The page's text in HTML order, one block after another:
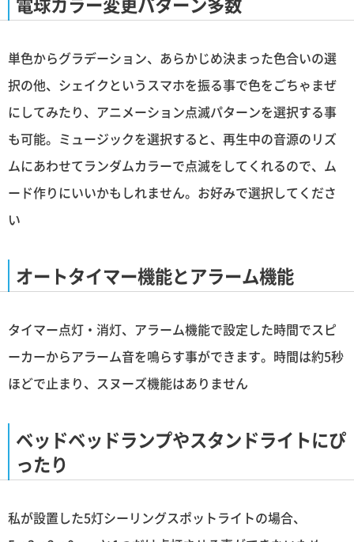
単色からグラデーション、あらかじめ決まった色合いの選
択の他、シェイクというスマホを振る事で色をごちゃまぜ
にしてみたり、アニメーション点滅パターンを選択する事
も可能。ミュージックを選択すると、再生中の音源のリズ
ムにあわせてランダムカラーで点滅をしてくれるので、ム
ード作りにいいかもしれません。お好みで選択してくださ
い
オートタイマー機能とアラーム機能
タイマー点灯・消灯、アラーム機能で設定した時間でスピ
ーカーからアラーム音を鳴らす事ができます。時間は約5秒
ほどで止まり、スヌーズ機能はありません
ベッドベッドランプやスタンドライトにぴ
ったり
私が設置した5灯シーリングスポットライトの場合、